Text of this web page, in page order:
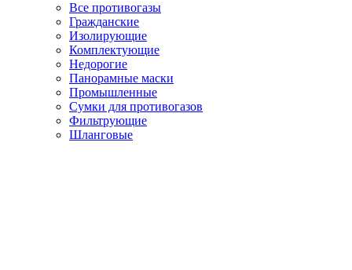
Все противогазы
Гражданские
Изолирующие
Комплектующие
Недорогие
Панорамные маски
Промышленные
Сумки для противогазов
Фильтрующие
Шланговые